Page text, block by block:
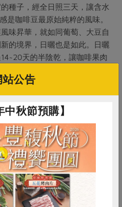
種子，經全日照三天，讓含水
是咖啡豆最原始純粹的風味。
味昇華，就如同葡萄、大豆自
的境界，日曬也是如此。日曬
天的半陰乾，讓咖啡果肉
豆中間製程是採半水洗，即在
放置於發酵槽內發酵半天至一
農友每日查看發酵狀態，費
而得的咖啡豆都有自己的個
若不是子鈺已跟當地農友與村
助與幫忙，便不可能誕生這支
食譜 減硝酸鹽
站公告
中秋節預購】